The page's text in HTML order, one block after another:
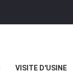
VISITE D'USINE